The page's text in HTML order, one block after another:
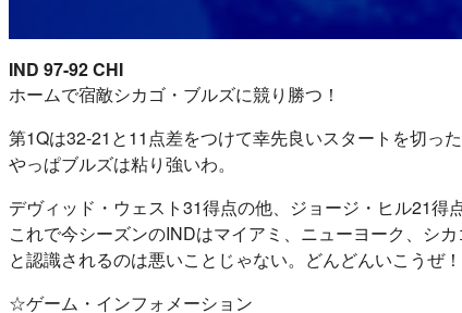
IND 97-92 CHI
ホームで宿敵シカゴ・ブルズに競り勝つ！
第1Qは32-21と11点差をつけて幸先良いスタートを切っ
やっぱブルズは粘り強いわ。
デヴィッド・ウェスト31得点の他、ジョージ・ヒル21得
これで今シーズンのINDはマイアミ、ニューヨーク、シ
と認識されるのは悪いことじゃない。どんどんいこうぜ！
☆ゲーム・インフォメーション